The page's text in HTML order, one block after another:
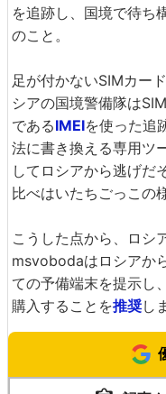
を追跡し、国境で待ち
のこと。
足が付かないSIMカー
シアの国境警備隊は
であるIMEIを使った追
法に書き換える専用ツ
してロシアから逃げだ
比べはいたちごっこの
こうした点から、ロシ
msvobodaはロシアか
ての予備端末を提示し
購入することを推奨し